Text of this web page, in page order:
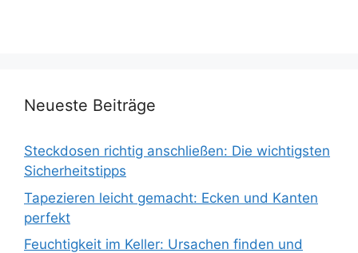
Neueste Beiträge
Steckdosen richtig anschließen: Die wichtigsten
Sicherheitstipps
Tapezieren leicht gemacht: Ecken und Kanten
perfekt
Feuchtigkeit im Keller: Ursachen finden und